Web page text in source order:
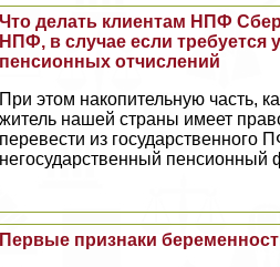
Что делать клиентам НПФ
НПФ, в случае если требуется
пенсионных отчислений
При этом накопительную часть,
житель нашей страны имеет
перевести из государственного
негосударственный пенсионный
Первые признаки